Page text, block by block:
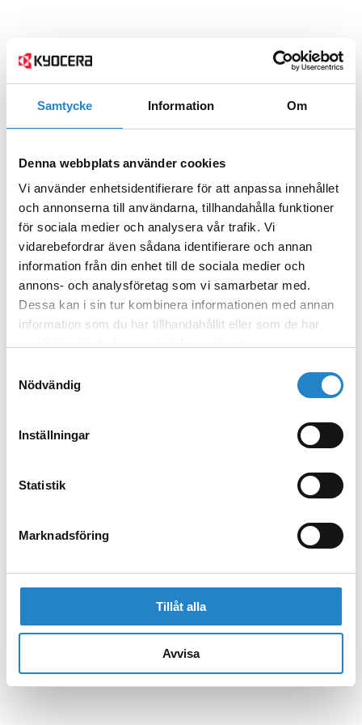
Samtycke Information Om
Denna webbplats använder cookies
Vi använder enhetsidentifierare för att anpassa innehållet
och annonserna till användarna, tillhandahålla funktioner
för sociala medier och analysera vår trafik. Vi
vidarebefordrar även sådana identifierare och annan
information från din enhet till de sociala medier och
annons- och analysföretag som vi samarbetar med.
Dessa kan i sin tur kombinera informationen med annan
information som du har tillhandahållit eller som de har
Nödvändig
Inställningar
Statistik
Marknadsföring
Tillåt alla
Avvisa